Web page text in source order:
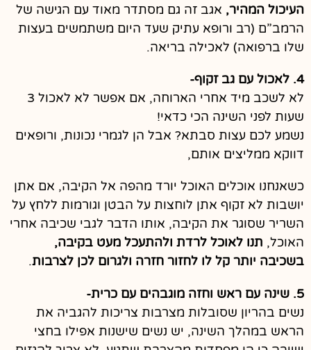
העיכול המהיר, אגב זה גם מסתדר מאוד עם הגישה של
הרמב”ם (רב ורופא עתיק שעד היום משתמשים בעצות
שלו ברפואה) לאכילה בריאה.
4. לאכול עם גב זקוף-
לא לשכב מיד אחרי הארוחה, אם אפשר לא לאכול 3
שעות לפני השינה הכי כדאי!
נשמע לכם עצות סבתא? אבל הן לגמרי נכונות, ורופאים
דווקא ממליצים אותם,
כשאנחנו אוכלים האוכל יורד מהפה אל הקיבה, אם אתן
יושבות לא זקוף אתן לוחצות על הבטן וגורמות ללחץ על
השריר שסוגר את הקיבה, אותו הדבר לגבי שכיבה אחרי
האוכל, תנו לאוכל לרדת ולהתעכל מעט בקיבה,
בשכיבה יותר קל לו לחזור חזרה ולגרום לכן לצרבות.
5. שינה עם ראש וחזה מוגבהים עם כרית-
נשים בהריון שסובלות מצרבות צריכות להגביה את
הראש במהלך השינה, יש נשים שישנות אפילו בחצי